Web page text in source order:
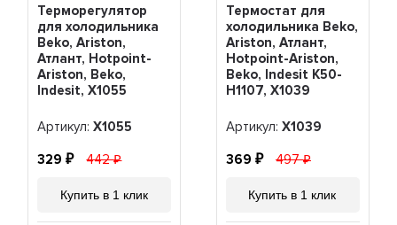
Терморегулятор
для холодильника
Beko, Ariston,
Атлант, Hotpoint-
Ariston, Beko,
Indesit, Х1055
Артикул:Х1055
329 442
Купить в 1 клик
Термостат для
холодильника Beko,
Ariston, Атлант,
Hotpoint-Ariston,
Beko, Indesit K50-
H1107, Х1039
Артикул: Х1039
369 497
Купить в 1 клик